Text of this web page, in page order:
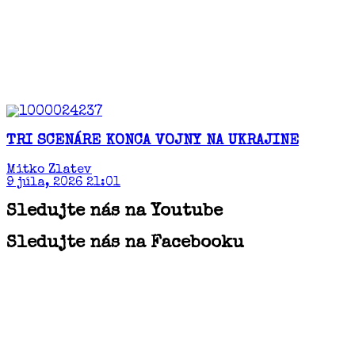
TRI SCENÁRE KONCA VOJNY NA UKRAJINE
Mitko Zlatev
9 júla, 2026 21:01
Sledujte nás na Youtube
Sledujte nás na Facebooku